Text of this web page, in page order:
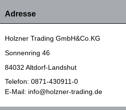
Adresse
Holzner Trading GmbH&Co.KG
Sonnenring 46
84032 Altdorf-Landshut
Telefon: 0871-430911-0
E-Mail: info@holzner-trading.de